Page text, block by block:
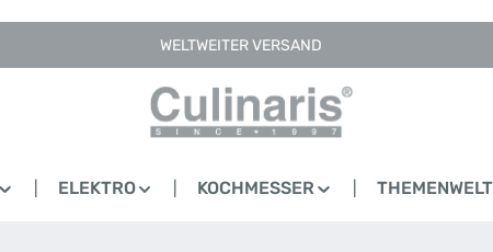
WELTWEITER VERSAND
ELEKTRO KOCHMESSER